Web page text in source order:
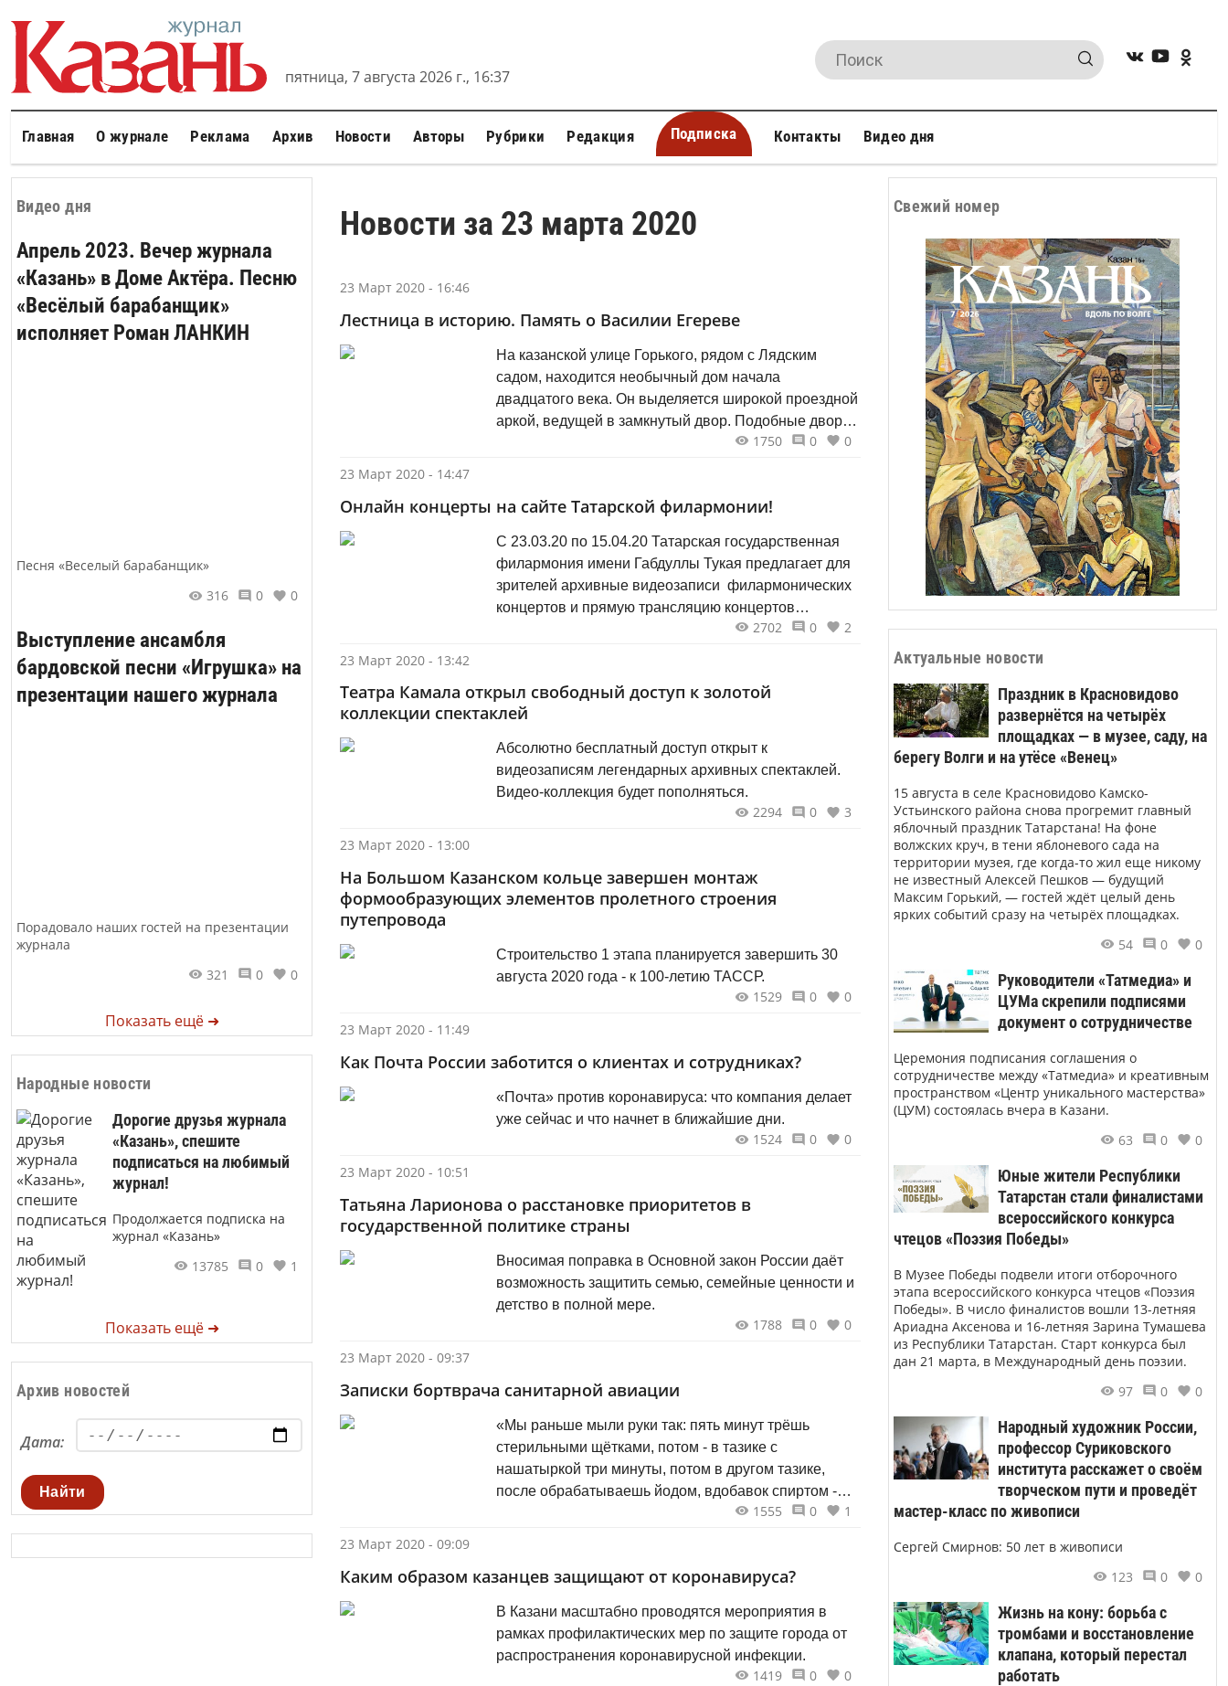
пятница, 7 августа 2026 г., 16:37
Главная О журнале Реклама Архив Новости Авторы Рубрики Редакция Подписка Контакты Видео дня
Видео дня
Апрель 2023. Вечер журнала
«Казань» в Доме Актёра. Песню
«Весёлый барабанщик»
исполняет Роман ЛАНКИН
Песня «Веселый барабанщик»
316
0 0
Выступление ансамбля
бардовской песни «Игрушка» на
презентации нашего журнала
Порадовало наших гостей на презентации
журнала
321
0 0
Показать ещё ➜
Народные новости
Дорогие друзья журнала
«Казань», спешите
подписаться на любимый
журнал!
Продолжается подписка на
журнал «Казань»
13785
0 1
Показать ещё ➜
Архив новостей
Дата:
Найти
Новости за 23 марта 2020
23 Март 2020 - 16:46
Лестница в историю. Память о Василии Егереве
На казанской улице Горького, рядом с Лядским
садом, находится необычный дом начала
двадцатого века. Он выделяется широкой проездной
аркой, ведущей в замкнутый двор. Подобные дворы-
колодцы чаще всего можно встретить в Петербурге...
1750 0
0
23 Март 2020 - 14:47
Онлайн концерты на сайте Татарской филармонии!
С 23.03.20 по 15.04.20 Татарская государственная
филармония имени Габдуллы Тукая предлагает для
зрителей архивные видеозаписи филармонических
концертов и прямую трансляцию концертов
коллективов Татарской филармонии. 2702 0
2
23 Март 2020 - 13:42
Театра Камала открыл свободный доступ к золотой
коллекции спектаклей
Абсолютно бесплатный доступ открыт к
видеозаписям легендарных архивных спектаклей.
Видео-коллекция будет пополняться.
2294 0
3
23 Март 2020 - 13:00
На Большом Казанском кольце завершен монтаж
формообразующих элементов пролетного строения
путепровода
Строительство 1 этапа планируется завершить 30
августа 2020 года - к 100-летию ТАССР.
1529 0
0
23 Март 2020 - 11:49
Как Почта России заботится о клиентах и сотрудниках?
«Почта» против коронавируса: что компания делает
уже сейчас и что начнет в ближайшие дни.
1524 0
0
23 Март 2020 - 10:51
Татьяна Ларионова о расстановке приоритетов в
государственной политике страны
Вносимая поправка в Основной закон России даёт
возможность защитить семью, семейные ценности и
детство в полной мере.
1788 0
0
23 Март 2020 - 09:37
Записки бортврача санитарной авиации
«Мы раньше мыли руки так: пять минут трёшь
стерильными щётками, потом - в тазике с
нашатыркой три минуты, потом в другом тазике,
после обрабатываешь йодом, вдобавок спиртом -
тридцать минут! А тут - «ничего не делай, надевай
1555 0
1
23 Март 2020 - 09:09
Каким образом казанцев защищают от коронавируса?
В Казани масштабно проводятся мероприятия в
рамках профилактических мер по защите города от
распространения коронавирусной инфекции.
1419 0 0
Свежий номер
Актуальные новости
Праздник в Красновидово
развернётся на четырёх
площадках — в музее, саду, на
берегу Волги и на утёсе «Венец»
15 августа в селе Красновидово Камско-
Устьинского района снова прогремит главный
яблочный праздник Татарстана! На фоне
волжских круч, в тени яблоневого сада на
территории музея, где когда-то жил еще никому
не известный Алексей Пешков — будущий
Максим Горький, — гостей ждёт целый день
ярких событий сразу на четырёх площадках.
54
0 0
Руководители «Татмедиа» и
ЦУМа скрепили подписями
документ о сотрудничестве
Церемония подписания соглашения о
сотрудничестве между «Татмедиа» и креативным
пространством «Центр уникального мастерства»
(ЦУМ) состоялась вчера в Казани.
63
0 0
Юные жители Республики
Татарстан стали финалистами
всероссийского конкурса
чтецов «Поэзия Победы»
В Музее Победы подвели итоги отборочного
этапа всероссийского конкурса чтецов «Поэзия
Победы». В число финалистов вошли 13-летняя
Ариадна Аксенова и 16-летняя Зарина Тумашева
из Республики Татарстан. Старт конкурса был
дан 21 марта, в Международный день поэзии.
97
0 0
Народный художник России,
профессор Суриковского
института расскажет о своём
творческом пути и проведёт
мастер-класс по живописи
Сергей Смирнов: 50 лет в живописи
123
0 0
Жизнь на кону: борьба с
тромбами и восстановление
клапана, который перестал
работать